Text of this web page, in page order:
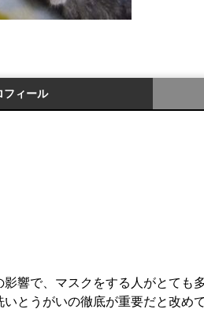
フィール
響で、マスクをする人がとても
とうがいの徹底が重要だと改め